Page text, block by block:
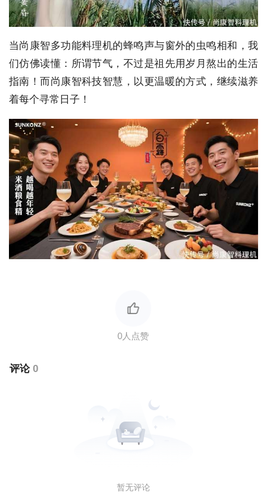
当尚康智多功能料理机的蜂鸣声与窗外的虫鸣相和，我
们仿佛读懂：所谓节气，不过是祖先用岁月熬出的生活
指南！而尚康智科技智慧，以更温暖的方式，继续滋养
着每个寻常日子！
评论 0
暂无评论